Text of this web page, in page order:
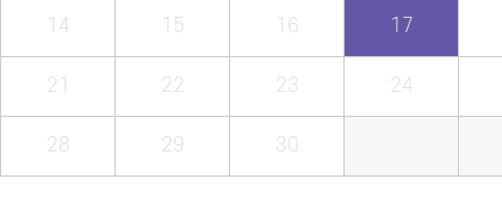
14 15 16 17
21 22 23 24
28 29 30